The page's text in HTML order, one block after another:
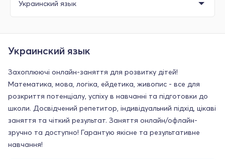
Украинский язык
Захоплюючі онлайн-заняття для розвитку дітей!
Математика, мова, логіка, ейдетика, живопис - все для
розкриття потенціалу, успіху в навчанні та підготовки до
школи. Досвідчений репетитор, індивідуальний підхід, цікаві
заняття та чіткий результат. Заняття онлайн/офлайн-
зручно та доступно! Гарантую якісне та результативне
навчання!